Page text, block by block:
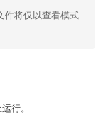
件将仅以查看模式
行。